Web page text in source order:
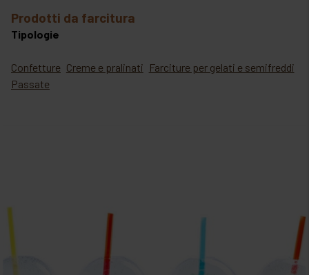
prodotti da farcitura
Tipologie
Confetture Creme e pralinati Farciture per gelati e semifreddi
Passate